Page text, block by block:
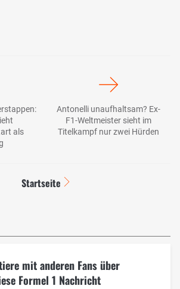
als
Antonelli unaufhaltsam? Ex-
F1-Weltmeister sieht im
Titelkampf nur zwei Hürden
Startseite
mit anderen Fans über
Formel 1 Nachricht